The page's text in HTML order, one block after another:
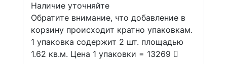
Наличие уточняйте
Обратите внимание, что добавление в
корзину происходит кратно упаковкам.
1 упаковка содержит 2 шт. площадью
1.62 кв.м. Цена 1 упаковки = 13269